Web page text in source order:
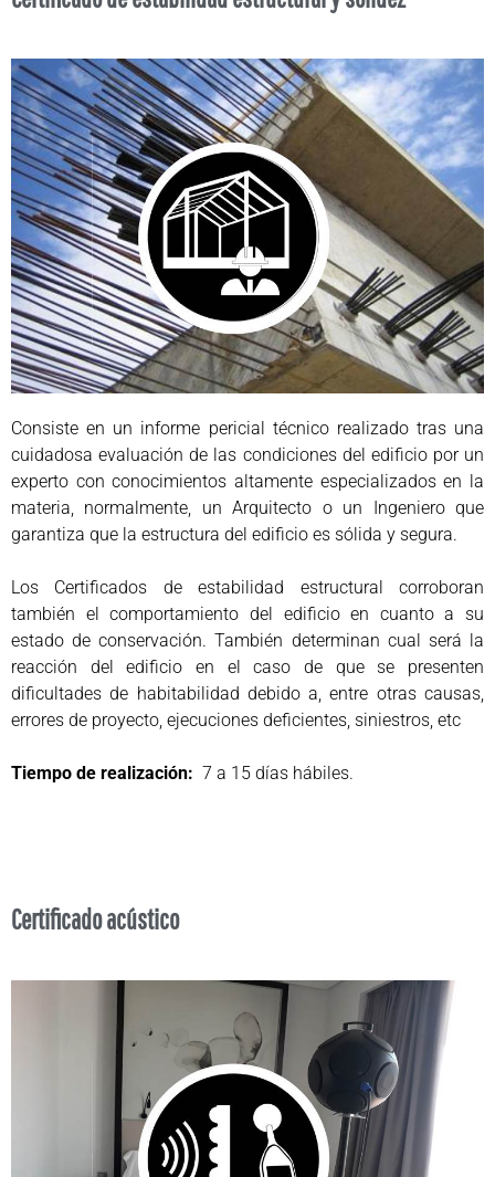
Consiste en un informe pericial técnico realizado tras una
cuidadosa evaluación de las condiciones del edificio por un
experto con conocimientos altamente especializados en la
materia, normalmente, un Arquitecto o un Ingeniero que
garantiza que la estructura del edificio es sólida y segura.
Los Certificados de estabilidad estructural corroboran
también el comportamiento del edificio en cuanto a su
estado de conservación. También determinan cual será la
reacción del edificio en el caso de que se presenten
dificultades de habitabilidad debido a, entre otras causas,
errores de proyecto, ejecuciones deficientes, siniestros, etc
Tiempo de realización: 7 a 15 días hábiles.
Certificado acústico